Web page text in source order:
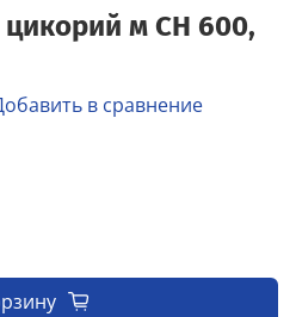
м СН 600,
в сравнение